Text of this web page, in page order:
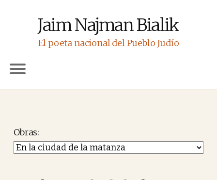
Jaim Najman Bialik
El poeta nacional del Pueblo Judío
Obras